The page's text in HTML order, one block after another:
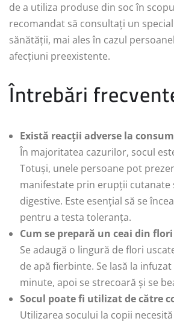
de a utiliza produse din soc în
recomandat să consultați un
sănătății, mai ales în cazul
afecțiuni preexistente.
Întrebări
Există reacții adverse la
În majoritatea cazurilor, socul
Totuși, unele persoane pot
manifestate prin erupții cutanate
digestive. Este esențial să se
pentru a testa toleranța.
Cum se prepară un ceai din flori
Se adaugă o lingură de flori
de apă fierbinte. Se lasă la
minute, apoi se strecoară și se
Socul poate fi utilizat de către
Utilizarea socului la copii